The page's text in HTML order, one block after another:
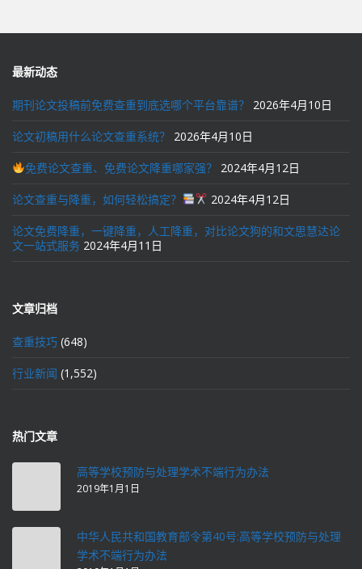
航
最新动态
期刊论文投稿前免费查重到底选哪个平台靠谱？ 2026年4月10日
论文初稿用什么论文查重系统？ 2026年4月10日
免费论文查重、免费论文降重哪家强？ 2024年4月12日
论文查重与降重，如何轻松搞定？ 2024年4月12日
论文免费降重，一键降重，人工降重，对比论文狗的和文思慧达论
文一站式服务 2024年4月11日
文章归档
查重技巧 (648)
行业新闻 (1,552)
热门文章
高等学校预防与处理学术不端行为办法
2019年1月1日
中华人民共和国教育部令第40号:高等学校预防与处理
学术不端行为办法